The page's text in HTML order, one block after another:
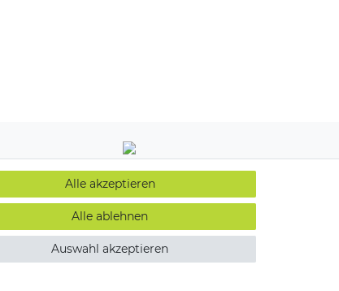
Alle akzeptieren
Alle ablehnen
Auswahl akzeptieren